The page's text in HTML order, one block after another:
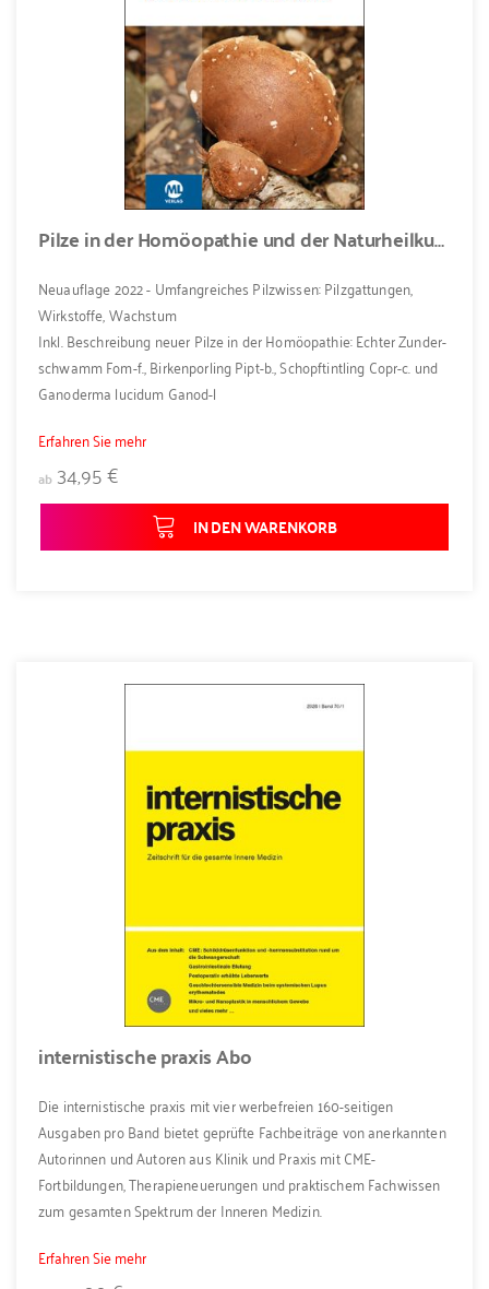
Pilze in der Homöopathie und der Naturheilkunde
Neuauflage 2022 - Umfangreiches Pilzwissen: Pilzgattungen,
Wirkstoffe, Wachstum
Inkl. Beschreibung neuer Pilze in der Homöopathie: Echter Zunder­
schwamm Fom-f., Birkenporling Pipt-b., Schopftintling Copr-c. und
Ganoderma lucidum Ganod-l
Erfahren Sie mehr
ab 34,95 €
IN DEN WARENKORB
internistische praxis Abo
Die internistische praxis mit vier werbefreien 160-seitigen
Ausgaben pro Band bietet geprüfte Fachbeiträge von anerkannten
Autorinnen und Autoren aus Klinik und Praxis mit CME-
Fortbildungen, Therapieneuerungen und praktischem Fachwissen
zum gesamten Spektrum der Inneren Medizin.
Erfahren Sie mehr